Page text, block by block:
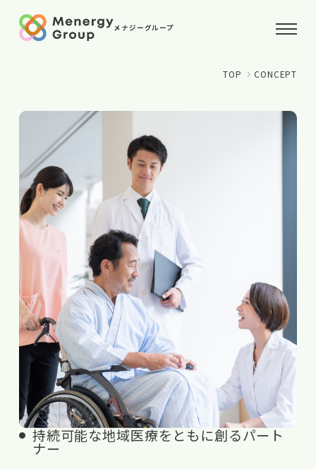
メナジーグループ
コンセプト
お知らせ
パートナー
会社概要
お問い合わせ
TOP CONCEPT
持続可能な地域医療をともに創るパート
ナー